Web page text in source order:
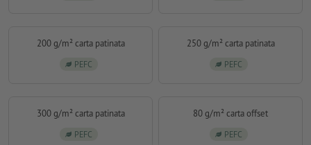
200 g/m² carta patinata
PEFC
250 g/m² carta patinata
PEFC
300 g/m² carta patinata
PEFC
80 g/m² carta offset
PEFC